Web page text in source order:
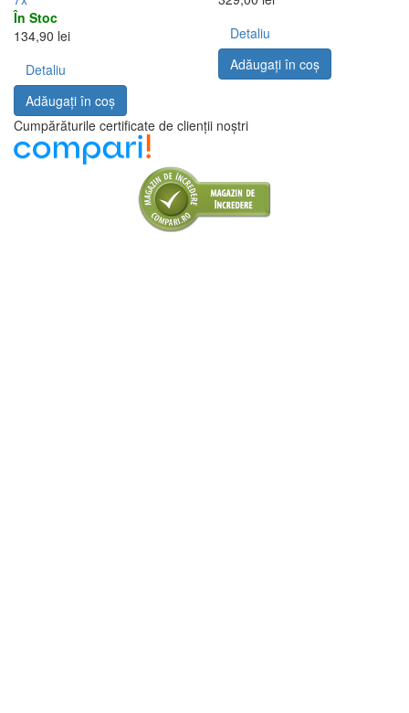
În Stoc
134,90 lei
Detaliu
Adăugați în coş
Detaliu
Adăugați în coş
Cumpărăturile certificate de clienții noștri